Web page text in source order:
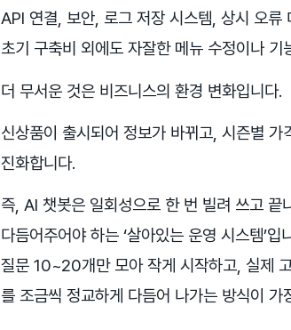
API 연결, 보안, 로그 저장 시스템, 상시 오류
초기 구축비 외에도 자잘한 메뉴 수정이나
더 무서운 것은 비즈니스의 환경 변화입니다.
신상품이 출시되어 정보가 바뀌고, 시즌별
진화합니다.
즉, AI 챗봇은 일회성으로 한 번 빌려 쓰고
다듬어주어야 하는 ‘살아있는 운영 시스템’
질문 10~20개만 모아 작게 시작하고, 실제
를 조금씩 정교하게 다듬어 나가는 방식이 가